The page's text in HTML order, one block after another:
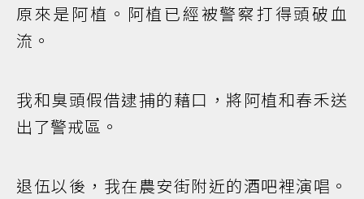
原來是阿植。阿植已經被警察打得頭破血
流。
我和臭頭假借逮捕的藉口，將阿植和春禾送
出了警戒區。
退伍以後，我在農安街附近的酒吧裡演唱。